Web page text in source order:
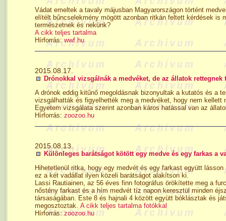
Vádat emeltek a tavaly májusban Magyarországon történt
elítélt bűncselekmény mögött azonban ritkán feltett kérdések is
természetnek és nekünk?
A cikk teljes tartalma
Hírforrás:wwf.hu
2015.08.17.
Drónokkal vizsgálnák a medvéket, de az állatok rettegnek
A drónok eddig kitűnő megoldásnak bizonyultak a kutatós és a
vizsgálhatták és figyelhették meg a medvéket, hogy nem kellett
Egyetem vizsgálata szerint azonban káros hatással van az
Hírforrás: zoozoo.hu
2015.08.13.
Különleges barátságot kötött egy medve és egy farkas a
Hihetetlenül ritka, hogy egy medvét és egy farkast együtt
ez a két vadállat ilyen közeli barátságot alakítson ki.
Lassi Rautiainen, az 56 éves finn fotográfus örökítette meg a
nőstény farkast és a hím medvét tíz napon keresztül minden
társaságában. Este 8 és hajnali 4 között együtt bóklásztak és
megosztoztak. A cikk teljes tartalma fotókkal
Hírforrás: zoozoo.hu